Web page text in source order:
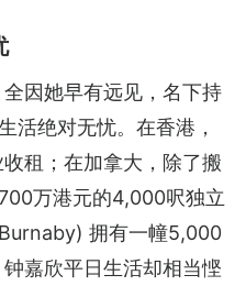
因她早有远见，名下持
活绝对无忧。在香港，
租；在加拿大，除了搬
万港元的4,000呎独立
拥有一幢5,000
嘉欣平日生活却相当悭